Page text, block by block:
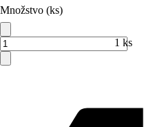
Množstvo (ks)
1 ks